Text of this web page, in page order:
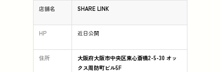
店舗名 SHARE LINK
HP 近日公開
住所
大阪府大阪市中央区東心斎橋2-5-30 オッ
クス周防町ビル5F